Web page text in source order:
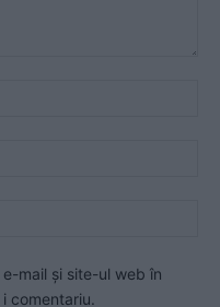
mail și site-ul web în
comentariu.